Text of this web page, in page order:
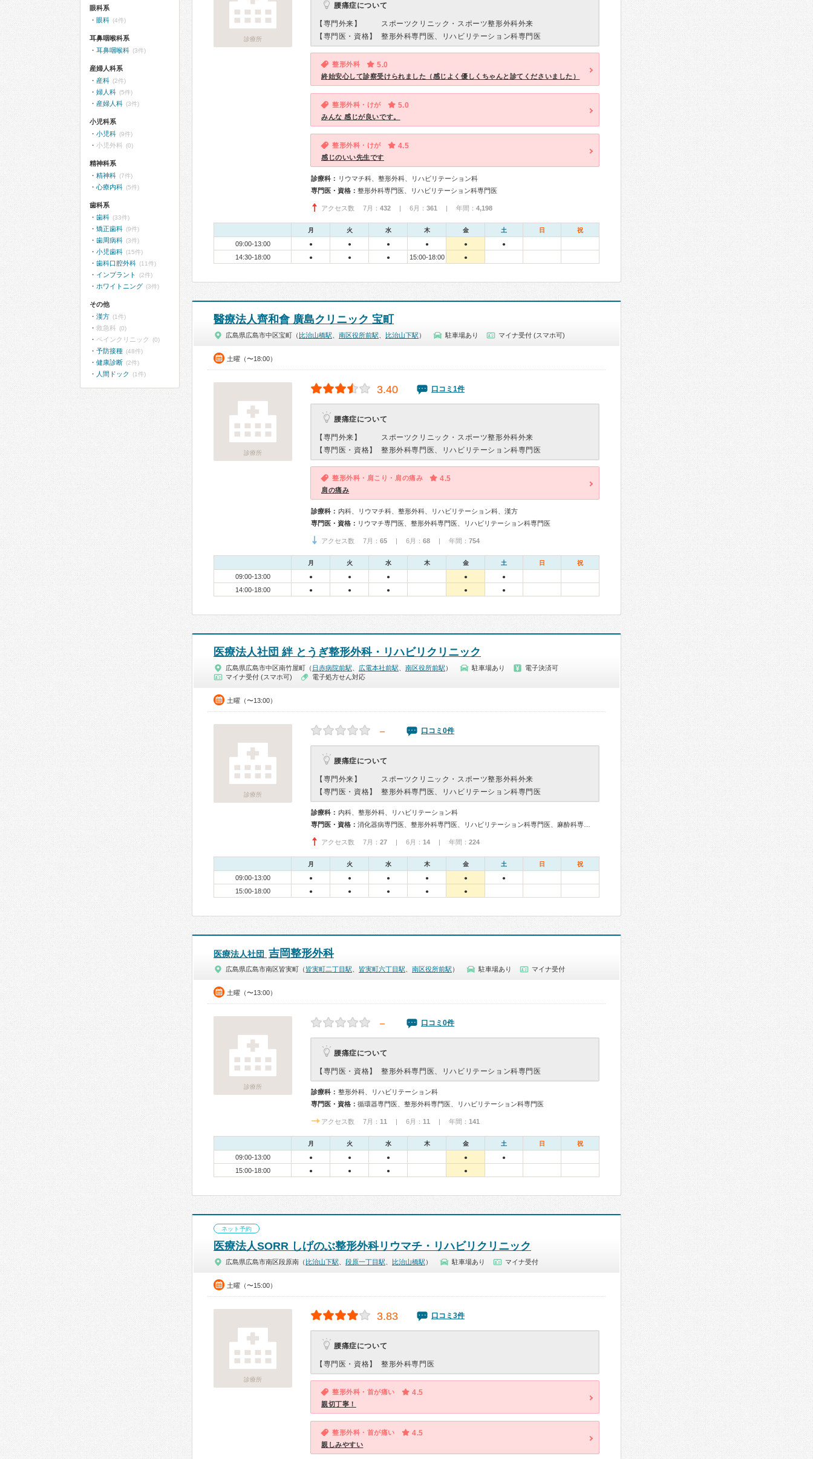
診療所
腰痛症について
【専門外来】
スポーツクリニック・スポーツ整形外科外来
【専門医・資格】
整形外科専門医、リハビリテーション科専門医
整形外科 5.0
終始安心して診察受けられました（感じよく優しくちゃんと診てくださいました）
整形外科・けが 5.0
みんな 感じが良いです。
整形外科・けが 4.5
感じのいい先生です
診療科： リウマチ科、整形外科、リハビリテーション科
専門医・資格： 整形外科専門医、リハビリテーション科専門医
アクセス数 7月： 432 | 6月： 361 | 年間： 4,198
月 火 水 木 金 土 日 祝
09:00-13:00 ● ● ● ● ● ●
14:30-18:00 ● ● ● 15:00-18:00 ●
醫療法人齊和會 廣島クリニック 宝町
広島県広島市中区宝町（ 比治山橋駅 南区役所前駅 比治山下駅 ） 駐車場あり マイナ受付 (スマホ可)
土曜（〜18:00）
診療所
3.40 口コミ1件
腰痛症について
【専門外来】
スポーツクリニック・スポーツ整形外科外来
【専門医・資格】
整形外科専門医、リハビリテーション科専門医
整形外科・肩こり・肩の痛み 4.5
肩の痛み
診療科： 内科、リウマチ科、整形外科、リハビリテーション科、漢方
専門医・資格： リウマチ専門医、整形外科専門医、リハビリテーション科専門医
アクセス数 7月： 65 | 6月： 68 | 年間： 754
月 火 水 木 金 土 日 祝
09:00-13:00 ● ● ● ● ●
14:00-18:00 ● ● ● ● ●
医療法人社団 絆 とうぎ整形外科・リハビリクリニック
広島県広島市中区南竹屋町（ 日赤病院前駅 広電本社前駅 南区役所前駅 ） 駐車場あり
電子決済可
マイナ受付 (スマホ可)
電子処方せん対応
土曜（〜13:00）
診療所
－ 口コミ0件
腰痛症について
【専門外来】
スポーツクリニック・スポーツ整形外科外来
【専門医・資格】
整形外科専門医、リハビリテーション科専門医
診療科： 内科、整形外科、リハビリテーション科
専門医・資格：
アクセス数 7月： 27 | 6月： 14 | 年間： 224
月 火 水 木 金 土 日 祝
09:00-13:00 ● ● ● ● ● ●
15:00-18:00 ● ● ● ● ●
医療法人社団 吉岡整形外科
広島県広島市南区皆実町（ 皆実町二丁目駅 皆実町六丁目駅 南区役所前駅 ） 駐車場あり マイナ受付
土曜（〜13:00）
診療所
－ 口コミ0件
腰痛症について
【専門医・資格】 整形外科専門医、リハビリテーション科専門医
診療科： 整形外科、リハビリテーション科
専門医・資格： 循環器専門医、整形外科専門医、リハビリテーション科専門医
アクセス数 7月： 11 | 6月： 11 | 年間： 141
月 火 水 木 金 土 日 祝
09:00-13:00 ● ● ● ● ●
15:00-18:00 ● ● ● ●
ネット予約
医療法人SORR しげのぶ整形外科リウマチ・リハビリクリニック
広島県広島市南区段原南（ 比治山下駅 段原一丁目駅 比治山橋駅 ） 駐車場あり マイナ受付
土曜（〜15:00）
診療所
3.83 口コミ3件
腰痛症について
【専門医・資格】 整形外科専門医
整形外科・首が痛い 4.5
親切丁寧！
整形外科・首が痛い 4.5
親しみやすい
眼科系
眼科 (4件)
耳鼻咽喉科系
耳鼻咽喉科 (3件)
産婦人科系
産科 (2件)
婦人科 (5件)
産婦人科 (3件)
小児科系
小児科 (9件)
小児外科 (0)
精神科系
精神科 (7件)
心療内科 (5件)
歯科系
歯科 (33件)
矯正歯科 (9件)
歯周病科 (3件)
小児歯科 (15件)
歯科口腔外科 (11件)
インプラント (2件)
ホワイトニング (3件)
その他
漢方 (1件)
救急科 (0)
ペインクリニック (0)
予防接種 (48件)
健康診断 (2件)
人間ドック (1件)